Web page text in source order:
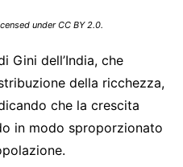
under CC BY 2.0.
Gini dell’India, che
della ricchezza,
che la crescita
in modo sproporzionato